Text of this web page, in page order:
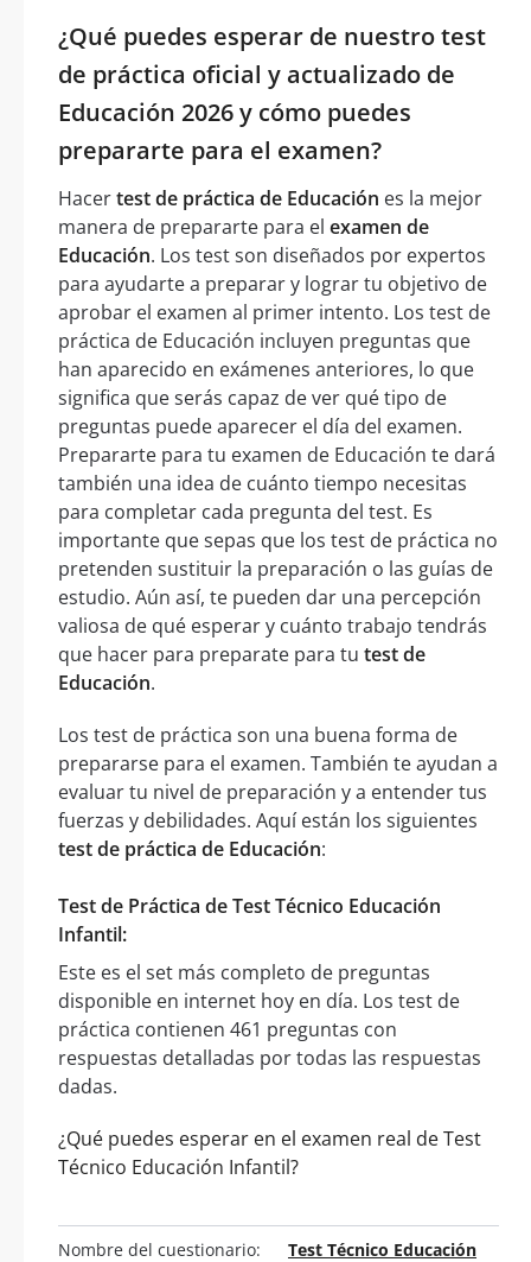
¿Qué puedes esperar de nuestro test
de práctica oficial y actualizado de
Educación 2026 y cómo puedes
prepararte para el examen?
Hacertest de práctica de Educación es la mejor
manera de prepararte para el examen de
Educación. Los test son diseñados por expertos
para ayudarte a preparar y lograr tu objetivo de
aprobar el examen al primer intento. Los test de
práctica de Educación incluyen preguntas que
han aparecido en exámenes anteriores, lo que
significa que serás capaz de ver qué tipo de
preguntas puede aparecer el día del examen.
Prepararte para tu examen de Educación te dará
también una idea de cuánto tiempo necesitas
para completar cada pregunta del test. Es
importante que sepas que los test de práctica no
pretenden sustituir la preparación o las guías de
estudio. Aún así, te pueden dar una percepción
valiosa de qué esperar y cuánto trabajo tendrás
que hacer para preparate para tu test de
Educación.
Los test de práctica son una buena forma de
prepararse para el examen. También te ayudan a
evaluar tu nivel de preparación y a entender tus
fuerzas y debilidades. Aquí están los siguientes
test de práctica de Educación:
Test de Práctica de Test Técnico Educación
Infantil:
Este es el set más completo de preguntas
disponible en internet hoy en día. Los test de
práctica contienen 461 preguntas con
respuestas detalladas por todas las respuestas
dadas.
¿Qué puedes esperar en el examen real de Test
Técnico Educación Infantil?
Nombre del cuestionario:
Test Técnico Educación